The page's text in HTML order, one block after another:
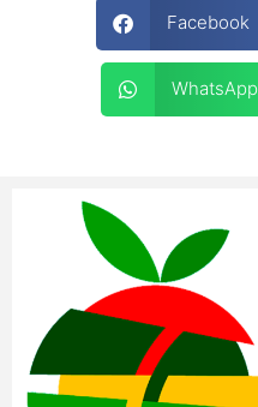
Facebook
WhatsApp